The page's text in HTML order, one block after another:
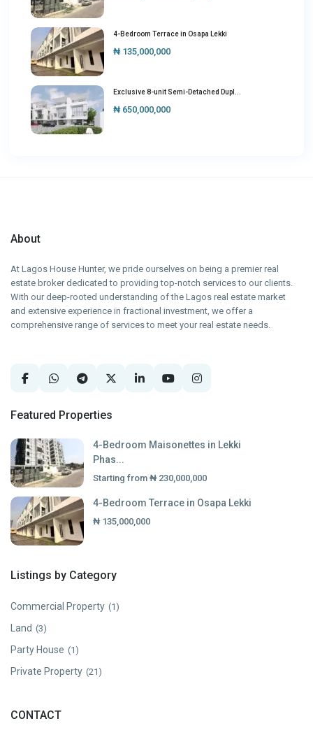
4-Bedroom Terrace in Osapa Lekki
₦ 135,000,000
Exclusive 8-unit Semi-Detached Dupl...
₦ 650,000,000
About
At Lagos House Hunter, we pride ourselves on being a premier real
estate broker dedicated to providing top-notch services to our clients.
With our deep-rooted understanding of the Lagos real estate market
and extensive experience in fractional investment, we offer a
comprehensive range of services to meet your real estate needs.
Featured Properties
4-Bedroom Maisonettes in Lekki
Phas...
Starting from ₦ 230,000,000
4-Bedroom Terrace in Osapa Lekki
₦ 135,000,000
Listings by Category
Commercial Property (1)
Land (3)
Party House (1)
Private Property (21)
CONTACT